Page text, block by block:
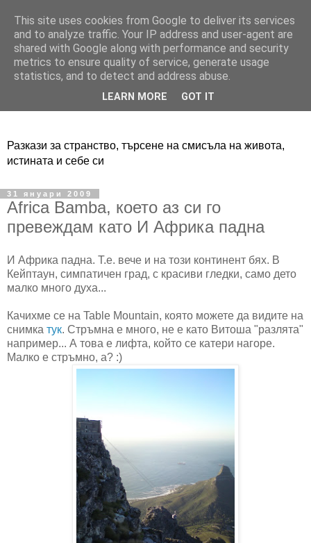
Adventure Live
Разкази за странство, търсене на смисъла на живота,
истината и себе си
31 януари 2009
Africa Bamba, което аз си го
превеждам като И Африка падна
И Африка падна. Т.е. вече и на този континент бях. В
Кейптаун, симпатичен град, с красиви гледки, само дето
малко много духа...
Качихме се на Table Mountain, която можете да видите на
снимка тук. Стръмна е много, не е като Витоша "разлята"
например... А това е лифта, който се катери нагоре.
Малко е стръмно, а? :)
This site uses cookies from Google to deliver its services
and to analyze traffic. Your IP address and user-agent are
shared with Google along with performance and security
metrics to ensure quality of service, generate usage
statistics, and to detect and address abuse.
LEARN MORE GOT IT